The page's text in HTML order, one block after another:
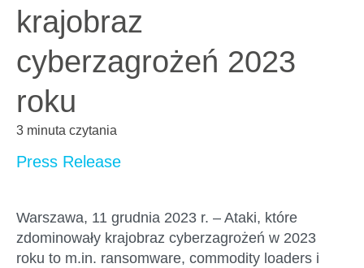
krajobraz
cyberzagrożeń 2023
roku
3 minuta czytania
Press Release
Warszawa, 11 grudnia 2023 r. – Ataki, które
zdominowały krajobraz cyberzagrożeń w 2023
roku to m.in. ransomware, commodity loaders i